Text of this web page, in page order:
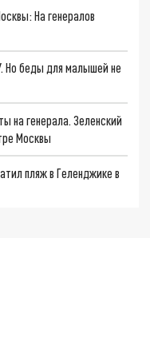
На генералов
Но беды для малышей не
на генерала. Зеленский
Москвы
пляж в Геленджике в